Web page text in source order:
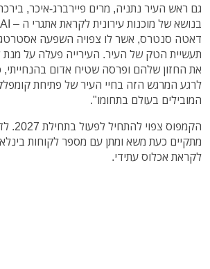
גם ראש העיר נתניה, מרים פיירברג-איכר,
דאטה סנטרס, אשר לו צפויה השפעה
תעשיית הטק של העיר. העירייה פעלה על מנת
את החזון שלהם ופרסה שטיח אדום בהנחייתי,
לרגע המרגש הזה בחיי העיר של פתיחת
המובילים בעולם בתחומו".
הקמפוס
מתקיים כעת משא ומתן עם מספר לקוחות
לקראת אכלוס עתידי.